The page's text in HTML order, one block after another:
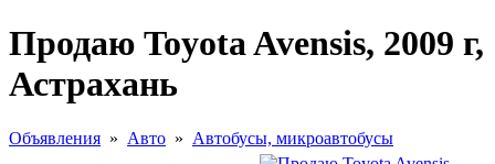
Продаю Toyota Avensis, 2009 г,
Астрахань
Объявления » Авто » Автобусы, микроавтобусы